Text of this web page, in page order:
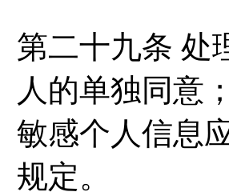
第二十九条 处
人的单独同意
敏感个人信息
规定。